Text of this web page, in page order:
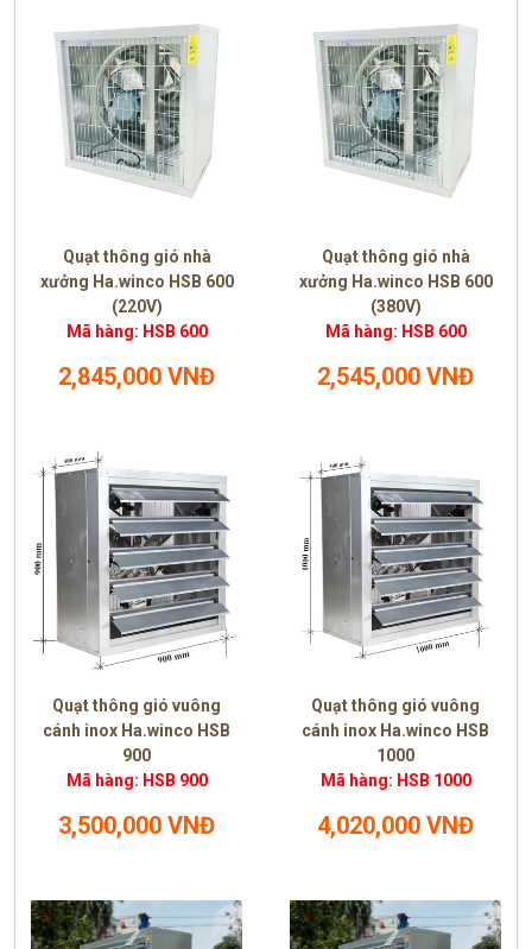
Quạt thông gió nhà
xưởng Ha.winco HSB 600
(220V)
Mã hàng: HSB 600
2,845,000 VNĐ
Quạt thông gió nhà
xưởng Ha.winco HSB 600
(380V)
Mã hàng: HSB 600
2,545,000 VNĐ
Quạt thông gió vuông
cánh inox Ha.winco HSB
900
Mã hàng: HSB 900
3,500,000 VNĐ
Quạt thông gió vuông
cánh inox Ha.winco HSB
1000
Mã hàng: HSB 1000
4,020,000 VNĐ